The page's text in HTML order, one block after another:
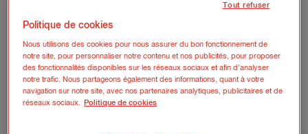
Politique de cookies
Nous utilisons des cookies pour nous assurer du bon fonctionnement de
notre site, pour personnaliser notre contenu et nos publicités, pour proposer
des fonctionnalités disponibles sur les réseaux sociaux et afin d’analyser
notre trafic. Nous partageons également des informations, quant à votre
navigation sur notre site, avec nos partenaires analytiques, publicitaires et de
réseaux sociaux. Politique de cookies
Tout refuser